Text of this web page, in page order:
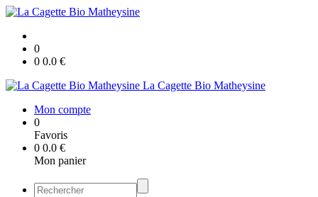
0
0 0.0 €
La Cagette Bio Matheysine
Mon compte
0
Favoris
0 0.0 €
Mon panier